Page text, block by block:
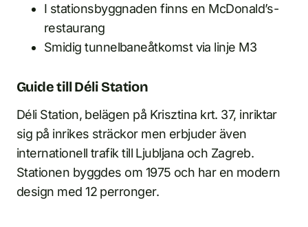
I stationsbyggnaden finns en McDonald’s-
restaurang
Smidig tunnelbaneåtkomst via linje M3
Guide till Déli Station
Déli Station, belägen på Krisztina krt. 37, inriktar
sig på inrikes sträckor men erbjuder även
internationell trafik till Ljubljana och Zagreb.
Stationen byggdes om 1975 och har en modern
design med 12 perronger.